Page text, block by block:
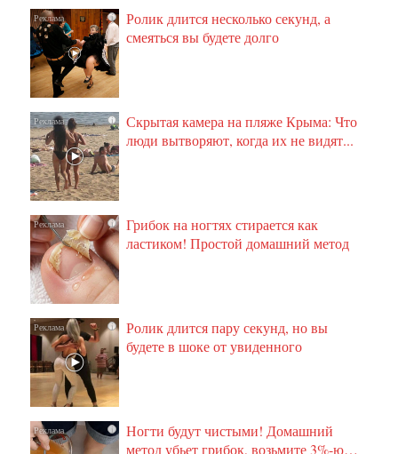
i
Ролик длится несколько секунд, а
смеяться вы будете долго
i
Скрытая камера на пляже Крыма: Что
люди вытворяют, когда их не видят...
i
Грибок на ногтях стирается как
ластиком! Простой домашний метод
i
Ролик длится пару секунд, но вы
будете в шоке от увиденного
i
Ногти будут чистыми! Домашний
метод убьет грибок, возьмите 3%-ю…